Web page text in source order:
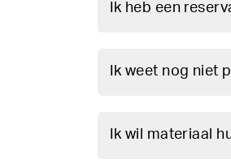
Ik heb een
Ik weet nog niet
Ik wil materiaal